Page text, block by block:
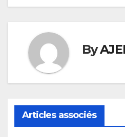
By
Articles associés